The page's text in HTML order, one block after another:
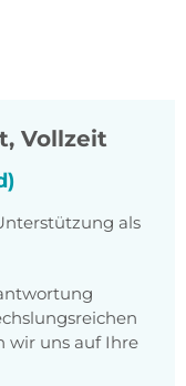
Vollzeit
als
wir uns auf Ihre